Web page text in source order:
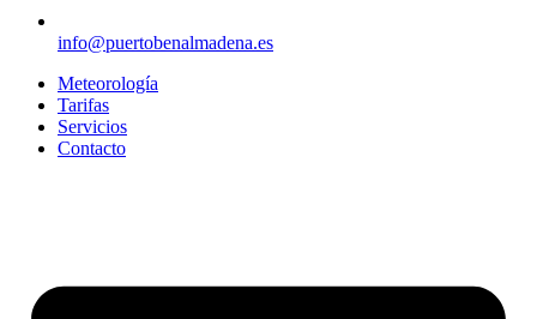
info@puertobenalmadena.es
Meteorología
Tarifas
Servicios
Contacto